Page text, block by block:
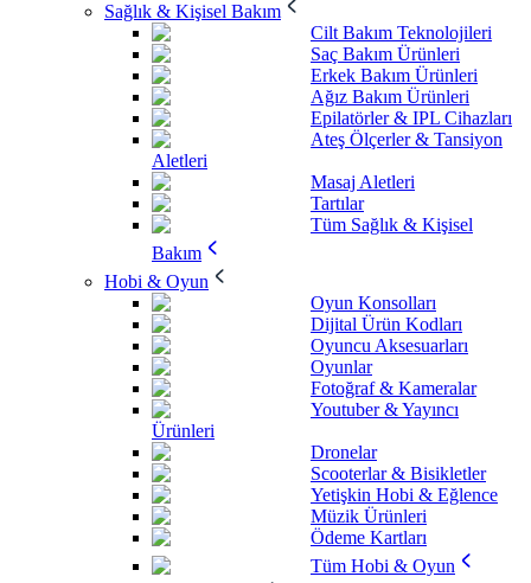
Sağlık & Kişisel Bakım
Cilt Bakım Teknolojileri
Saç Bakım Ürünleri
Erkek Bakım Ürünleri
Ağız Bakım Ürünleri
Epilatörler & IPL Cihazları
Ateş Ölçerler & Tansiyon
Aletleri
Masaj Aletleri
Tartılar
Tüm Sağlık & Kişisel
Bakım
Hobi & Oyun
Oyun Konsolları
Dijital Ürün Kodları
Oyuncu Aksesuarları
Oyunlar
Fotoğraf & Kameralar
Youtuber & Yayıncı
Ürünleri
Dronelar
Scooterlar & Bisikletler
Yetişkin Hobi & Eğlence
Müzik Ürünleri
Ödeme Kartları
Tüm Hobi & Oyun